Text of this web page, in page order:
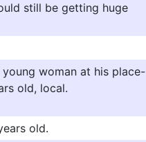
still be getting huge
woman at his place-
old, local.
old.